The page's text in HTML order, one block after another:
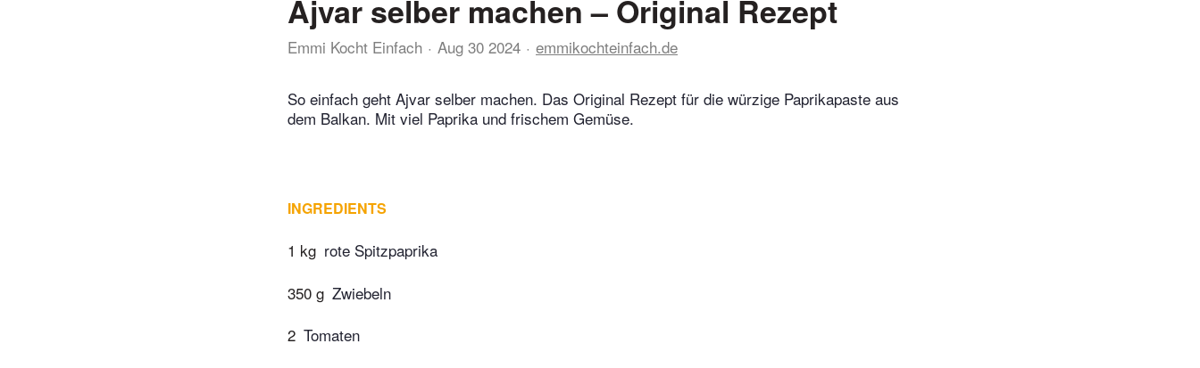
Ajvar selber machen – Original Rezept
Emmi Kocht Einfach Aug 30 2024 emmikochteinfach.de
So einfach geht Ajvar selber machen. Das Original Rezept für die würzige Paprikapaste aus
dem Balkan. Mit viel Paprika und frischem Gemüse.
INGREDIENTS
1 kg rote Spitzpaprika
350 g Zwiebeln
2 Tomaten